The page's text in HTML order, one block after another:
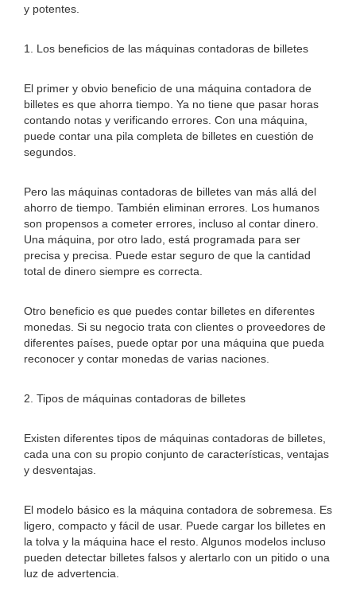
y potentes.
1. Los beneficios de las máquinas contadoras de billetes
El primer y obvio beneficio de una máquina contadora de
billetes es que ahorra tiempo. Ya no tiene que pasar horas
contando notas y verificando errores. Con una máquina,
puede contar una pila completa de billetes en cuestión de
segundos.
Pero las máquinas contadoras de billetes van más allá del
ahorro de tiempo. También eliminan errores. Los humanos
son propensos a cometer errores, incluso al contar dinero.
Una máquina, por otro lado, está programada para ser
precisa y precisa. Puede estar seguro de que la cantidad
total de dinero siempre es correcta.
Otro beneficio es que puedes contar billetes en diferentes
monedas. Si su negocio trata con clientes o proveedores de
diferentes países, puede optar por una máquina que pueda
reconocer y contar monedas de varias naciones.
2. Tipos de máquinas contadoras de billetes
Existen diferentes tipos de máquinas contadoras de billetes,
cada una con su propio conjunto de características, ventajas
y desventajas.
El modelo básico es la máquina contadora de sobremesa. Es
ligero, compacto y fácil de usar. Puede cargar los billetes en
la tolva y la máquina hace el resto. Algunos modelos incluso
pueden detectar billetes falsos y alertarlo con un pitido o una
luz de advertencia.